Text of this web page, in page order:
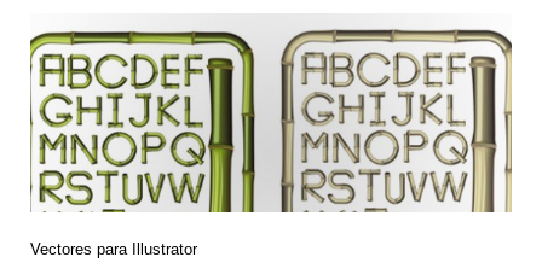
Vectores para Illustrator